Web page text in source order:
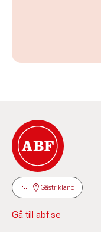
Gästrikland
Gå till abf.se